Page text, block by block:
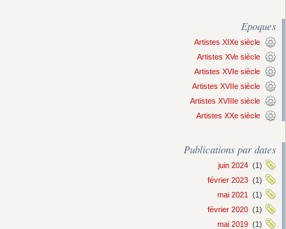
Epoques
Artistes XIXe siècle
Artistes XVe siècle
Artistes XVIe siècle
Artistes XVIIe siècle
Artistes XVIIIe siècle
Artistes XXe siècle
Publications par dates
juin 2024 (1)
février 2023 (1)
mai 2021
(1)
février 2020 (1)
mai 2019 (1)